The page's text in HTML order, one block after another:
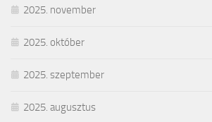
2025. november
2025. október
2025. szeptember
2025. augusztus